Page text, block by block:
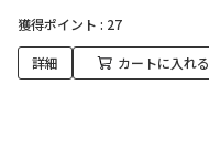
獲得ポイント : 27
詳細 カートに入れる